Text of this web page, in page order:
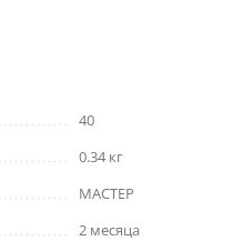
40
0.34 кг
МАСТЕР
2 месяца